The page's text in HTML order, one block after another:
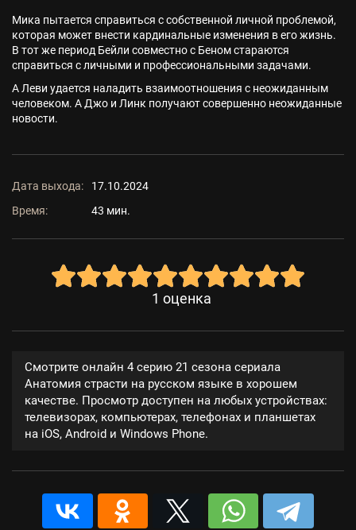
Мика пытается справиться с собственной личной проблемой,
которая может внести кардинальные изменения в его жизнь.
В тот же период Бейли совместно с Беном стараются
справиться с личными и профессиональными задачами.
А Леви удается наладить взаимоотношения с неожиданным
человеком. А Джо и Линк получают совершенно неожиданные
новости.
Дата выхода:
17.10.2024
Время:
43 мин.
1 оценка
Смотрите онлайн 4 серию 21 сезона сериала
Анатомия страсти на русском языке в хорошем
качестве. Просмотр доступен на любых устройствах:
телевизорах, компьютерах, телефонах и планшетах
на iOS, Android и Windows Phone.